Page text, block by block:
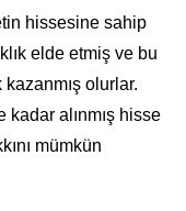
hissesine sahip
elde etmiş ve bu
olurlar.
kadar alınmış hisse
mümkün